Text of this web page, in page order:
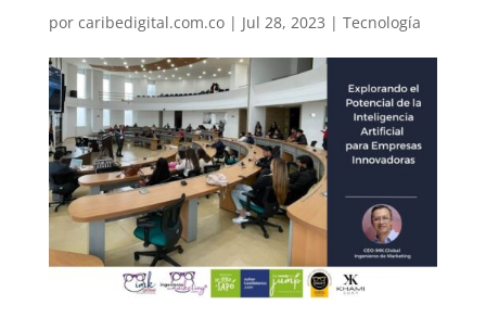
por caribedigital.com.co| Jul 28, 2023 | Tecnología